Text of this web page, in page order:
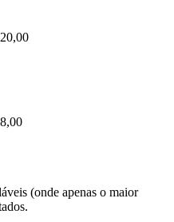
R$ 10,00
90 = R$ 18,00
R$ 72,00
(onde apenas o maior